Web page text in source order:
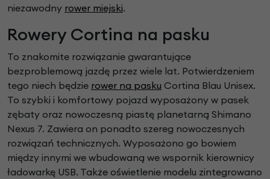
niezawodny rower miejski.
Rowery Cortina na pasku
To znakomite rozwiązanie gwarantujące
bezproblemową jazdę przez wiele lat. Potwierdzeniem
tego niech będzie rower na pasku Cortina Blau Unisex.
To szybki i komfortowy pojazd wyposażony w pasek
zębaty oraz nowoczesną piastę planetarną Shimano
Nexus 7. Zawiera on ponadto szereg nowoczesnych
rozwiązań technicznych. Wyposażono go bowiem
między innymi we wbudowaną we wspornik kierownicy
ładowarkę USB. Także oświetlenie modelu zintegrowano